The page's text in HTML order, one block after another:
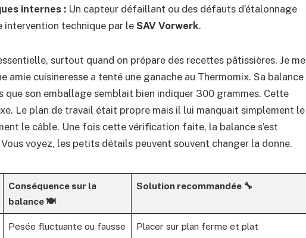
internes : Un capteur défaillant ou des défauts d’étalonnage
intervention technique par leSAV Vorwerk.
surtout quand on prépare des recettes pâtissières. Je me
amie cuisineresse a tenté une ganache au Thermomix. Sa balance
que son emballage semblait bien indiquer 300 grammes. Cette
Le plan de travail était propre mais il lui manquait simplement le
le câble. Une fois cette vérification faite, la balance s’est
voyez, les petits détails peuvent souvent changer la donne.
Conséquence sur la
balance 🍽️
Solution recommandée 🔧
Pesée fluctuante ou fausse Placer sur plan ferme et plat